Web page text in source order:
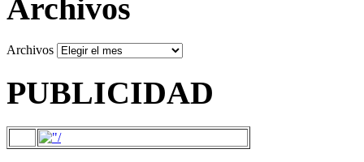
Archivos
Archivos
PUBLICIDAD